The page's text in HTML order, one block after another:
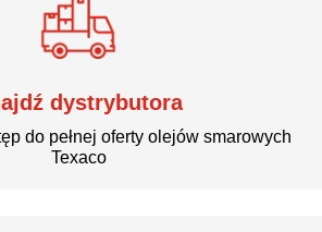
dystrybutora
do pełnej oferty olejów smarowych
Texaco